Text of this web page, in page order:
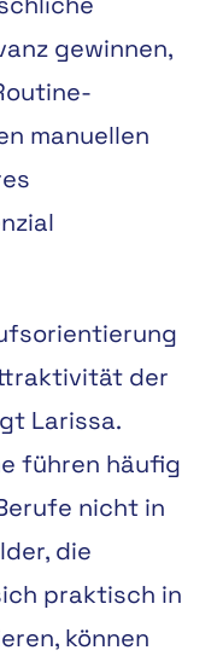
gewinnen,
manuellen
der
Larissa.
führen häufig
nicht in
die
praktisch in
können